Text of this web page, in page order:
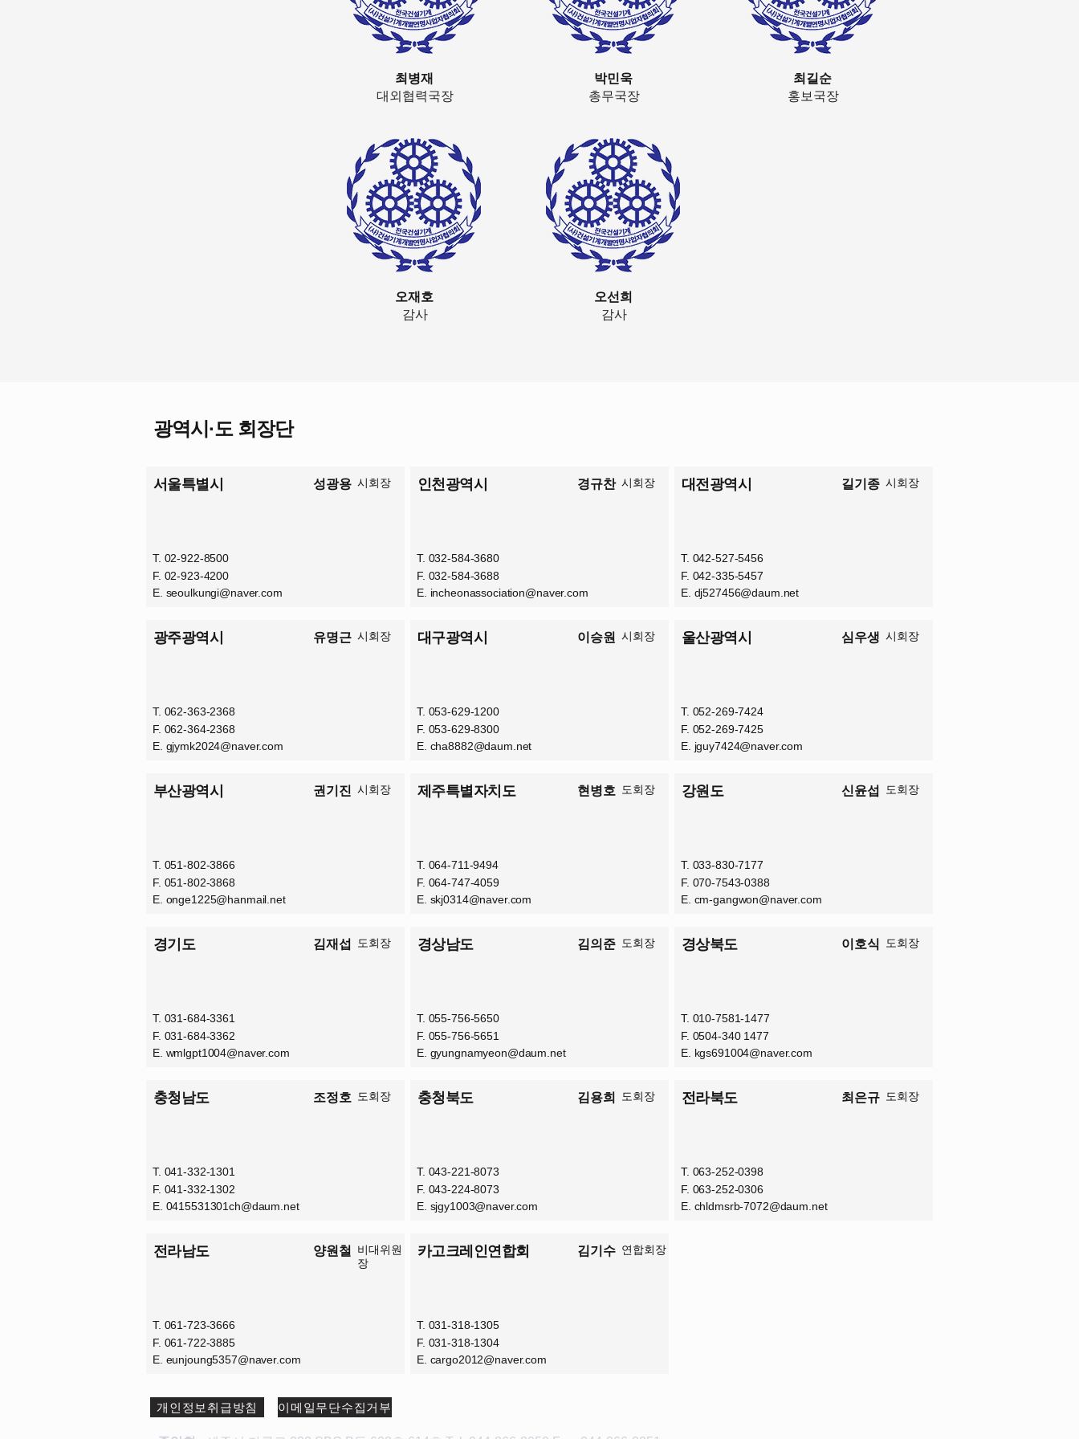
최병재
대외협력국장
오재호
감사
박민욱
총무국장
오선희
감사
최길순
홍보국장
서울특별시 성광용 시회장
T. 02-922-8500
F. 02-923-4200
E. seoulkungi@naver.com
광주광역시 유명근 시회장
T. 062-363-2368
F. 062-364-2368
E. gjymk2024@naver.com
부산광역시 권기진 시회장
T. 051-802-3866
F. 051-802-3868
E. onge1225@hanmail.net
경기도 김재섭 도회장
T. 031-684-3361
F. 031-684-3362
E. wmlgpt1004@naver.com
충청남도 조정호 도회장
T. 041-332-1301
F. 041-332-1302
E. 0415531301ch@daum.net
전라남도 양원철
비대위원
장
T. 061-723-3666
F. 061-722-3885
E. eunjoung5357@naver.com
인천광역시 경규찬 시회장
T. 032-584-3680
F. 032-584-3688
E. incheonassociation@naver.com
대구광역시 이승원 시회장
T. 053-629-1200
F. 053-629-8300
E. cha8882@daum.net
제주특별자치도 현병호 도회장
T. 064-711-9494
F. 064-747-4059
E. skj0314@naver.com
경상남도 김의준 도회장
T. 055-756-5650
F. 055-756-5651
E. gyungnamyeon@daum.net
충청북도 김용희 도회장
T. 043-221-8073
F. 043-224-8073
E. sjgy1003@naver.com
카고크레인연합회 김기수 연합회장
T. 031-318-1305
F. 031-318-1304
E. cargo2012@naver.com
대전광역시 길기종 시회장
T. 042-527-5456
F. 042-335-5457
E. dj527456@daum.net
울산광역시 심우생 시회장
T. 052-269-7424
F. 052-269-7425
E. jguy7424@naver.com
강원도 신윤섭 도회장
T. 033-830-7177
F. 070-7543-0388
E. cm-gangwon@naver.com
경상북도 이호식 도회장
T. 010-7581-1477
F. 0504-340 1477
E. kgs691004@naver.com
전라북도 최은규 도회장
T. 063-252-0398
F. 063-252-0306
E. chldmsrb-7072@daum.net
광역시·도 회장단
개인정보취급방침 이메일무단수집거부